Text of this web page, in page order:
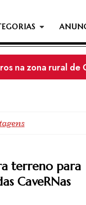
2026:
terreno para
CaveRNas